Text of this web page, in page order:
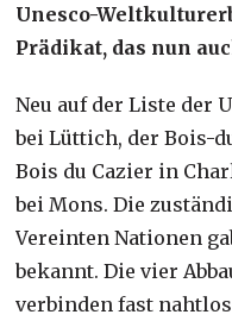
Unesco-
Prädikat, das nun
Neu auf der Liste der
bei Lüttich, der Bois-
Bois du Cazier in
bei Mons. Die
Vereinten Nationen
bekannt. Die vier
verbinden fast